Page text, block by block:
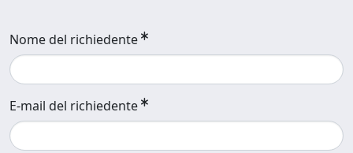
Nome del richiedente
E-mail del richiedente